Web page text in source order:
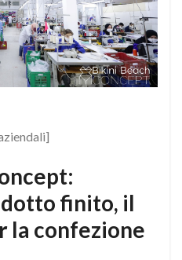
finito, il
la confezione